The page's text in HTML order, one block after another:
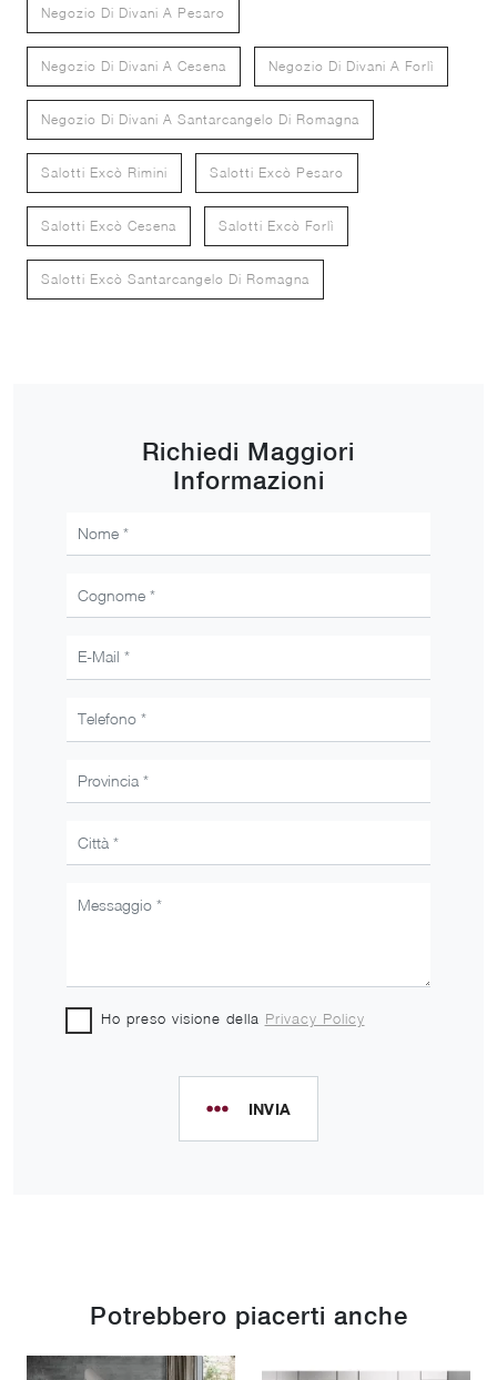
Negozio Di Divani A Pesaro
Negozio Di Divani A Cesena Negozio Di Divani A Forlì
Negozio Di Divani A Santarcangelo Di Romagna
Salotti Excò Rimini Salotti Excò Pesaro
Salotti Excò Cesena Salotti Excò Forlì
Salotti Excò Santarcangelo Di Romagna
Richiedi Maggiori
Informazioni
Ho preso visione della Privacy Policy
INVIA
Potrebbero piacerti anche